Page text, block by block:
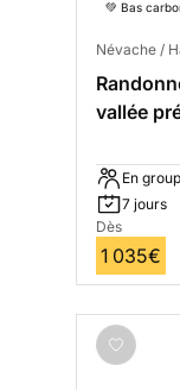
💚 Bas
Névache /
vallée
En
7 jours
Dès
1 035€